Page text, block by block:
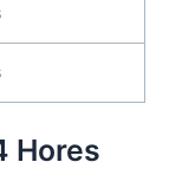
Hores